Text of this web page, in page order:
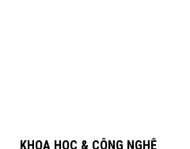
KHOA HỌC & CÔNG NGHỆ